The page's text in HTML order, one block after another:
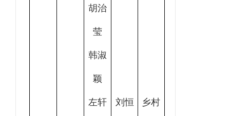
胡治
莹
韩淑
颖
左轩 刘恒 乡村